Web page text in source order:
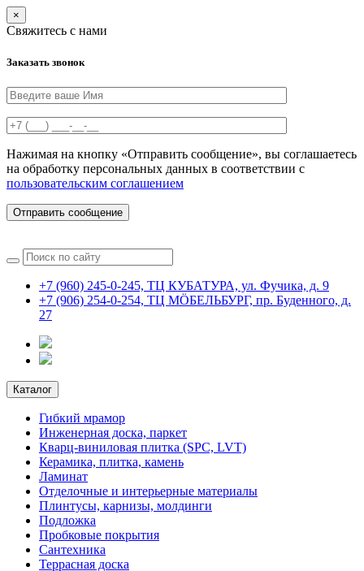
×
Свяжитесь с нами
Заказать звонок
Нажимая на кнопку «Отправить сообщение», вы соглашаетесь
на обработку персональных данных в соответствии с
пользовательским соглашением
Отправить сообщение
+7 (960) 245-0-245, ТЦ КУБАТУРА, ул. Фучика, д. 9
+7 (906) 254-0-254, ТЦ MÖБЕЛЬБУРГ, пр. Буденного, д.
27
Каталог
Гибкий мрамор
Инженерная доска, паркет
Кварц-виниловая плитка (SPC, LVT)
Керамика, плитка, камень
Ламинат
Отделочные и интерьерные материалы
Плинтусы, карнизы, молдинги
Подложка
Пробковые покрытия
Сантехника
Террасная доска